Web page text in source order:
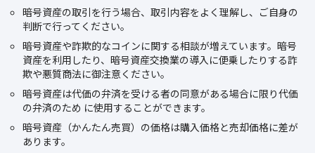
暗号資産の取引を行う場合、取引内容をよく理解し、ご自身の
判断で行ってください。
暗号資産や詐欺的なコインに関する相談が増えています。暗号
資産を利用したり、暗号資産交換業の導入に便乗したりする詐
欺や悪質商法に御注意ください。
暗号資産は代価の弁済を受ける者の同意がある場合に限り代価
の弁済のため に使⽤することができます。
暗号資産（かんたん売買）の価格は購入価格と売却価格に差が
あります。